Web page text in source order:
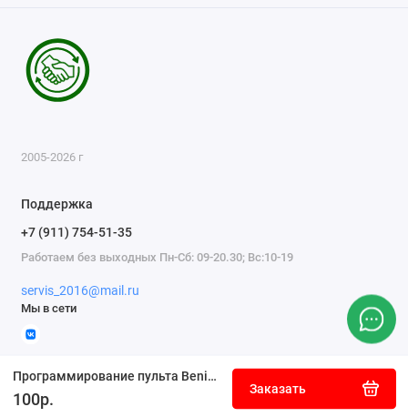
Программирование пульта Beninca - инструкция
100р.
Заказать
2005-2026 г
Поддержка
+7 (911) 754-51-35
Работаем без выходных Пн-Сб: 09-20.30; Вс:10-19
servis_2016@mail.ru
Мы в сети